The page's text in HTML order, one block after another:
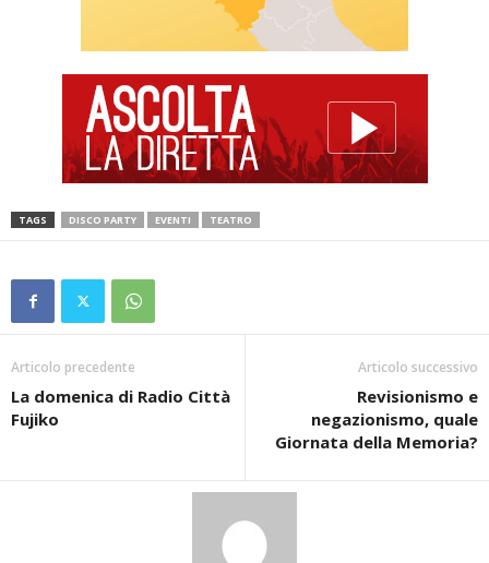
TAGS DISCO PARTY EVENTI TEATRO
Articolo precedente
La domenica di Radio Città
Fujiko
Articolo successivo
Revisionismo e
negazionismo, quale
Giornata della Memoria?